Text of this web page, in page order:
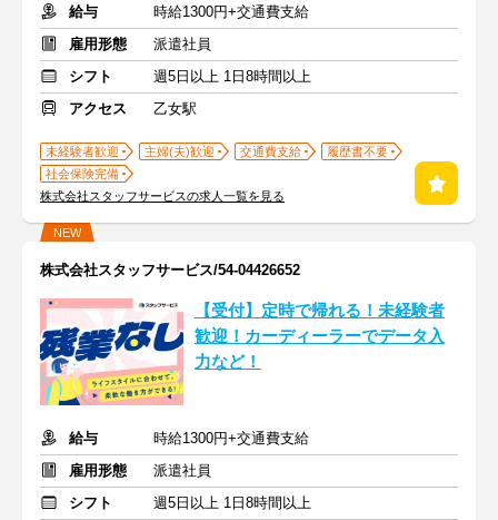
給与
時給1300円+交通費支給
雇用形態
派遣社員
シフト
週5日以上 1日8時間以上
アクセス
乙女駅
未経験者歓迎 主婦(夫)歓迎 交通費支給
履歴書不要
社会保険完備
株式会社スタッフサービスの求人一覧を見る
NEW
株式会社スタッフサービス/54-04426652
【受付】定時で帰れる！未経験者
歓迎！カーディーラーでデータ入
力など！
給与
時給1300円+交通費支給
雇用形態
派遣社員
シフト
週5日以上 1日8時間以上